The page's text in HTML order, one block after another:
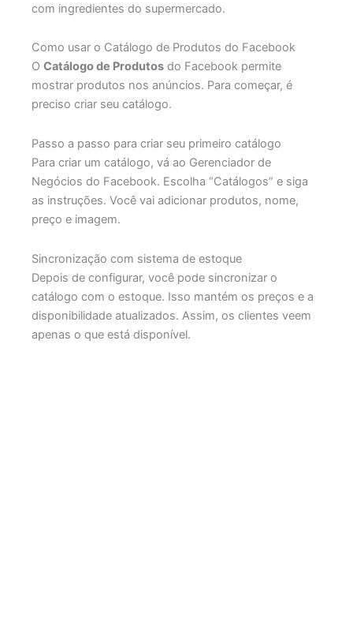
com ingredientes do supermercado.
Como usar o Catálogo de Produtos do Facebook
O Catálogo de Produtos do Facebook permite
mostrar produtos nos anúncios. Para começar, é
preciso criar seu catálogo.
Passo a passo para criar seu primeiro catálogo
Para criar um catálogo, vá ao Gerenciador de
Negócios do Facebook. Escolha “Catálogos” e siga
as instruções. Você vai adicionar produtos, nome,
preço e imagem.
Sincronização com sistema de estoque
Depois de configurar, você pode sincronizar o
catálogo com o estoque. Isso mantém os preços e a
disponibilidade atualizados. Assim, os clientes veem
apenas o que está disponível.